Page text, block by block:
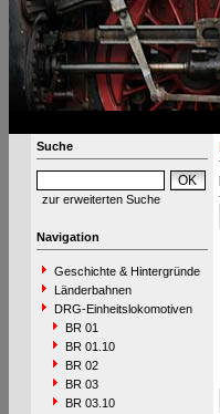
Suche
zur erweiterten Suche
Navigation
Geschichte & Hintergründe
Länderbahnen
DRG-Einheitslokomotiven
BR 01
BR 01.10
BR 02
BR 03
BR 03.10